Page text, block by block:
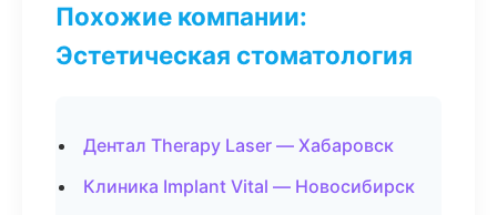
Похожие компании:
Эстетическая стоматология
Дентал Therapy Laser — Хабаровск
Клиника Implant Vital — Новосибирск